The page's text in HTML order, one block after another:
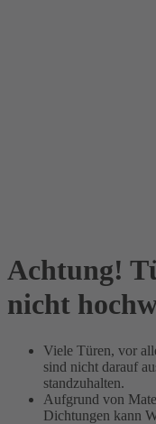
Achtung!
nicht
Viele Türen, vor
sind nicht darauf
standzuhalten.
Aufgrund von
Dichtungen kann